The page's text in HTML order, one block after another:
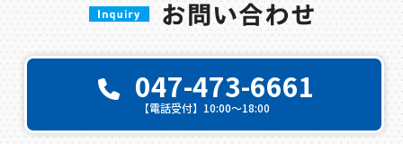
047-473-6661
【電話受付】10:00〜18:00